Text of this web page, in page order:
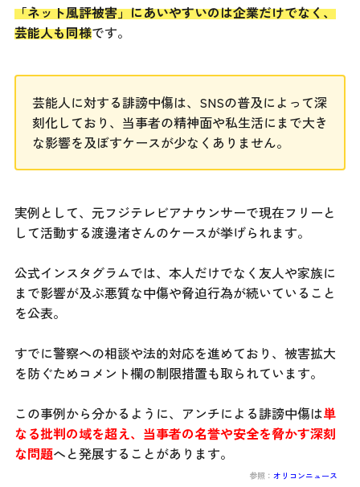
「ネット風評被害」にあいやすいのは企業だけでなく、
芸能人も同様です。
芸能人に対する誹謗中傷は、SNSの普及によって深
刻化しており、当事者の精神面や私生活にまで大き
な影響を及ぼすケースが少なくありません。
実例として、元フジテレビアナウンサーで現在フリーと
して活動する渡邊渚さんのケースが挙げられます。
公式インスタグラムでは、本人だけでなく友人や家族に
まで影響が及ぶ悪質な中傷や脅迫行為が続いていること
を公表。
すでに警察への相談や法的対応を進めており、被害拡大
を防ぐためコメント欄の制限措置も取られています。
この事例から分かるように、アンチによる誹謗中傷は単
なる批判の域を超え、当事者の名誉や安全を脅かす深刻
な問題へと発展することがあります。
参照：オリコンニュース